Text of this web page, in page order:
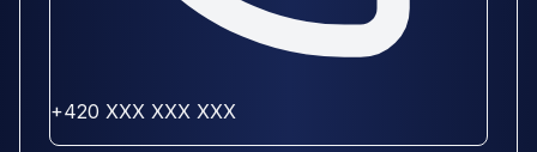
+420 XXX XXX XXX